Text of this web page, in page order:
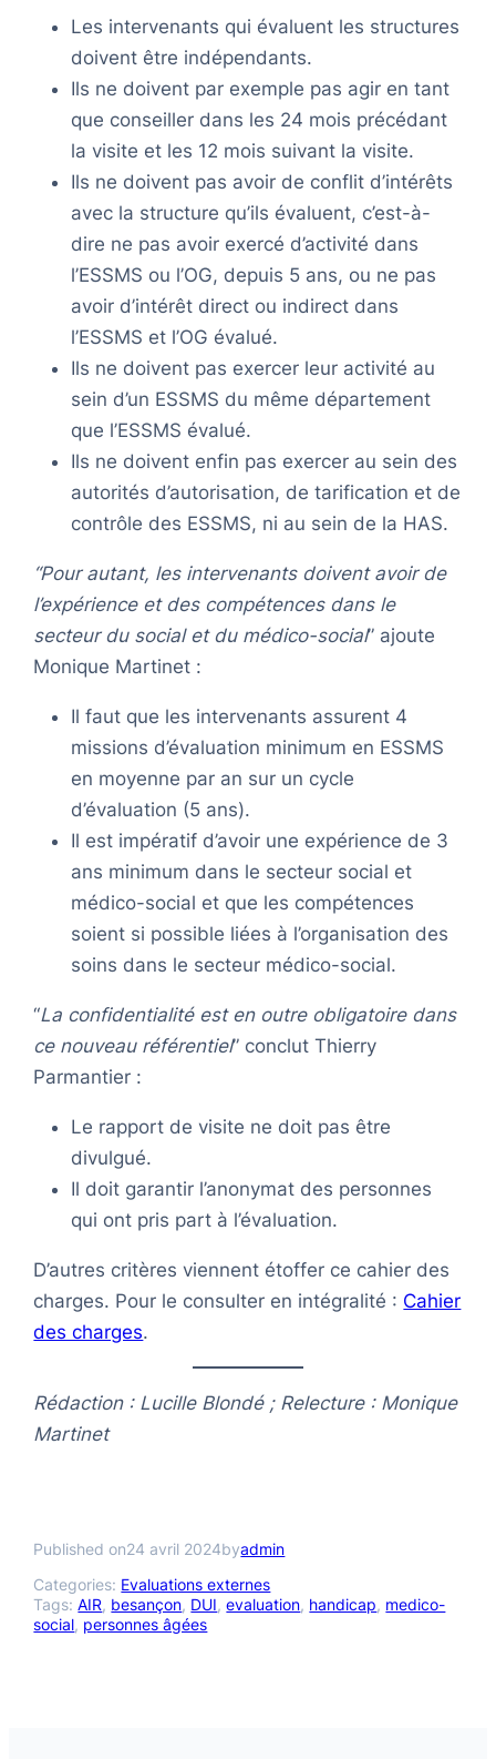
Les intervenants qui évaluent les structures
doivent être indépendants.
Ils ne doivent par exemple pas agir en tant
que conseiller dans les 24 mois précédant
la visite et les 12 mois suivant la visite.
Ils ne doivent pas avoir de conflit d’intérêts
avec la structure qu’ils évaluent, c’est-à-
dire ne pas avoir exercé d’activité dans
l’ESSMS ou l’OG, depuis 5 ans, ou ne pas
avoir d’intérêt direct ou indirect dans
l’ESSMS et l’OG évalué.
Ils ne doivent pas exercer leur activité au
sein d’un ESSMS du même département
que l’ESSMS évalué.
Ils ne doivent enfin pas exercer au sein des
autorités d’autorisation, de tarification et de
contrôle des ESSMS, ni au sein de la HAS.
“Pour autant, les intervenants doivent avoir de
l’expérience et des compétences dans le
secteur du social et du médico-social” ajoute
Monique Martinet :
Il faut que les intervenants assurent 4
missions d’évaluation minimum en ESSMS
en moyenne par an sur un cycle
d’évaluation (5 ans).
Il est impératif d’avoir une expérience de 3
ans minimum dans le secteur social et
médico-social et que les compétences
soient si possible liées à l’organisation des
soins dans le secteur médico-social.
“La confidentialité est en outre obligatoire dans
ce nouveau référentiel” conclut Thierry
Parmantier :
Le rapport de visite ne doit pas être
divulgué.
Il doit garantir l’anonymat des personnes
qui ont pris part à l’évaluation.
D’autres critères viennent étoffer ce cahier des
charges. Pour le consulter en intégralité : Cahier
des charges.
Rédaction : Lucille Blondé ; Relecture : Monique
Martinet
Published on24 avril 2024byadmin
Categories: Evaluations externes
Tags:AIR, besançon, DUI, evaluation, handicap, medico-
social, personnes âgées